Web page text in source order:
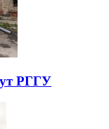
РГГУ